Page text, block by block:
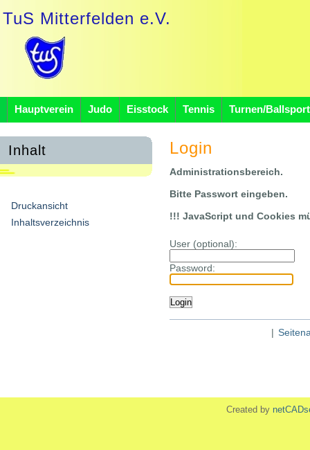
TuS Mitterfelden e.V.
Hauptverein Judo Eisstock Tennis Turnen/Ballsport
Inhalt
Druckansicht
Inhaltsverzeichnis
Login
Administrationsbereich.
Bitte Passwort eingeben.
!!! JavaScript und Cookies
User (optional):
Password:
|
Created by